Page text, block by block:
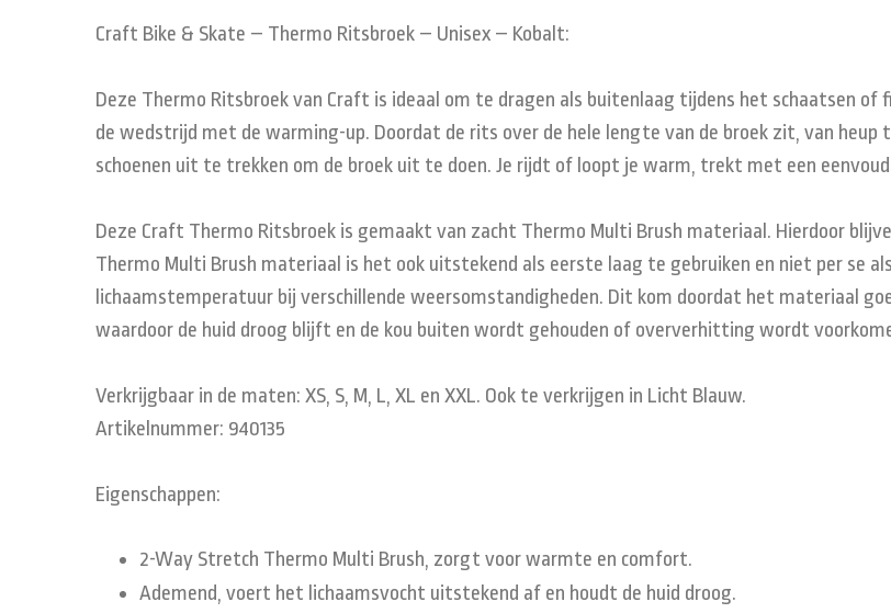
Craft Bike & Skate – Thermo Ritsbroek – Unisex – Kobalt:
Deze Thermo Ritsbroek van Craft is ideaal om te dragen als buitenlaag tijdens het schaatsen
de wedstrijd met de warming-up. Doordat de rits over de hele lengte van de broek zit, van
schoenen uit te trekken om de broek uit te doen. Je rijdt of loopt je warm, trekt met een
Deze Craft Thermo Ritsbroek is gemaakt van zacht Thermo Multi Brush materiaal. Hierdoor
Thermo Multi Brush materiaal is het ook uitstekend als eerste laag te gebruiken en niet per se
lichaamstemperatuur bij verschillende weersomstandigheden. Dit kom doordat het materiaal
waardoor de huid droog blijft en de kou buiten wordt gehouden of oververhitting wordt
Verkrijgbaar in de maten: XS, S, M, L, XL en XXL. Ook te verkrijgen in Licht Blauw.
Artikelnummer: 940135
Eigenschappen:
2-Way Stretch Thermo Multi Brush, zorgt voor warmte en comfort.
Ademend, voert het lichaamsvocht uitstekend af en houdt de huid droog.